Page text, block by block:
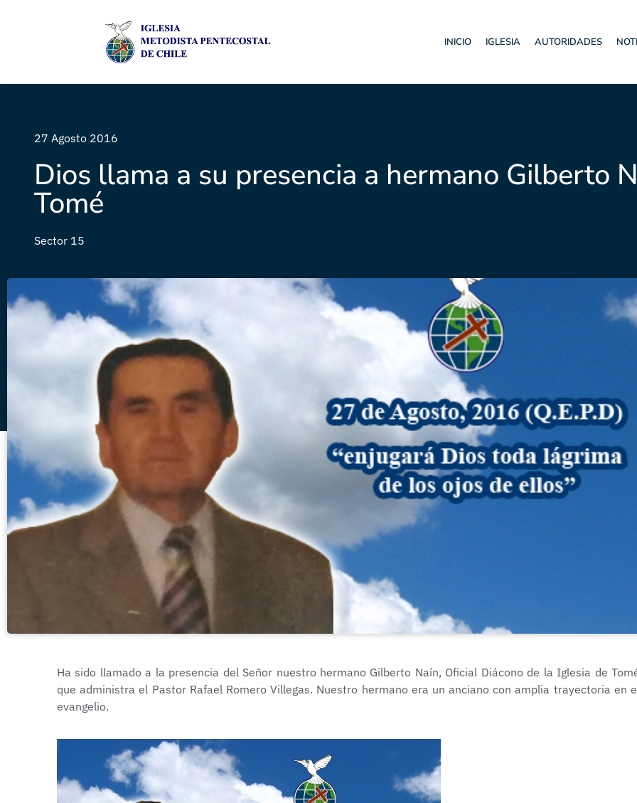
INICIO IGLESIA AUTORIDADES
27 Agosto 2016
Dios llama a su presencia a hermano Gilberto
Tomé
Sector 15
Ha sido llamado a la presencia del Señor nuestro hermano Gilberto Naín, Oficial Diácono de la Iglesia de
que administra el Pastor Rafael Romero Villegas. Nuestro hermano era un anciano con amplia trayectoria en
evangelio.